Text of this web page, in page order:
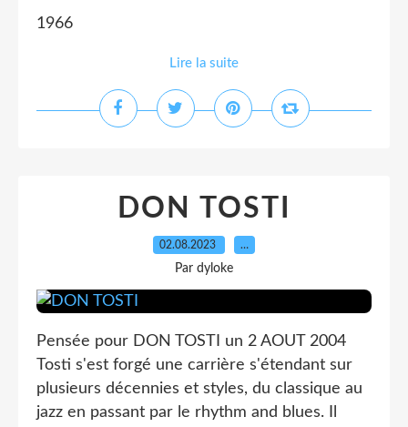
1966
Lire la suite
DON TOSTI
02.08.2023 …
Par dyloke
Pensée pour DON TOSTI un 2 AOUT 2004
Tosti s'est forgé une carrière s'étendant sur
plusieurs décennies et styles, du classique au
jazz en passant par le rhythm and blues. Il